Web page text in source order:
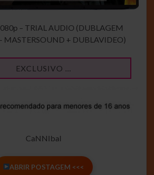
– TRIAL AUDIO (DUBLAGEM
MASTERSOUND + DUBLAVIDEO)
EXCLUSIVO …
CaNNIbal
ABRIR POSTAGEM <<<